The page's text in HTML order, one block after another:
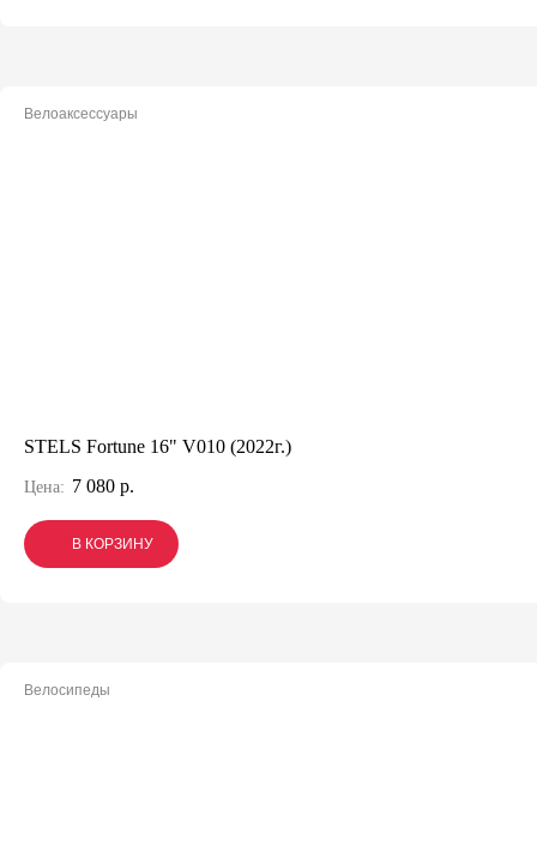
Велоаксессуары
STELS Fortune 16" V010 (2022г.)
Цена: 7 080 р.
В КОРЗИНУ
В КОРЗИНУ
В КОРЗИНУ
Велосипеды